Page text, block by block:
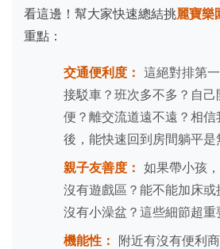
看這邊！幫大家快速總結挑麗寶樂
重點：
交通便利度： 這絕對排第
接駁車？班次多不多？自
便？離交流道遠不遠？相
後，能快速回到房間躺平是
親子友善度： 如果帶小孩
沒有遊戲區？能不能加床
沒有小澡盆？這些細節超重
機能性： 附近有沒有便利